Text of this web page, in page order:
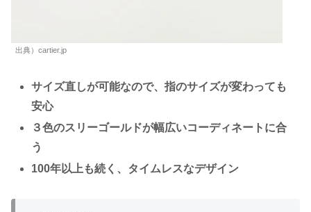
出典）cartier.jp
サイズ直しが可能なので、指のサイズが変わっても
安心
３色のスリーゴールドが幅広いコーディネートに合
う
100年以上も続く、タイムレスなデザイン